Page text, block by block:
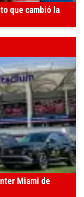
que cambió la
Miami de